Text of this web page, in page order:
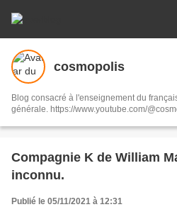
cosmopolis
Blog consacré à l'enseignement du
générale. https://www.youtube.com/
Compagnie K de William
inconnu.
Publié le 05/11/2021 à 12:31